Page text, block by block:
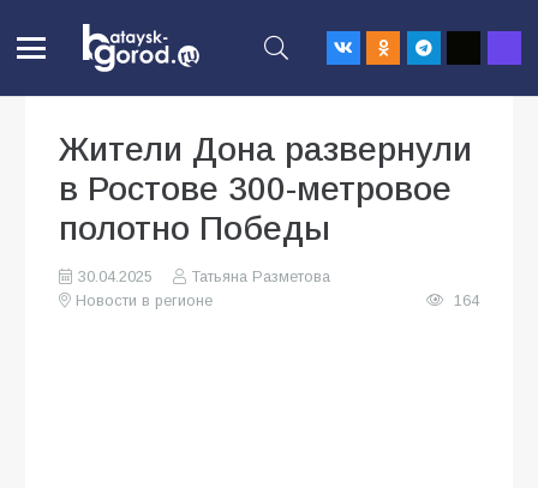
Жители Дона развернули
в Ростове 300-метровое
полотно Победы
30.04.2025
Татьяна Разметова
Новости в регионе
164